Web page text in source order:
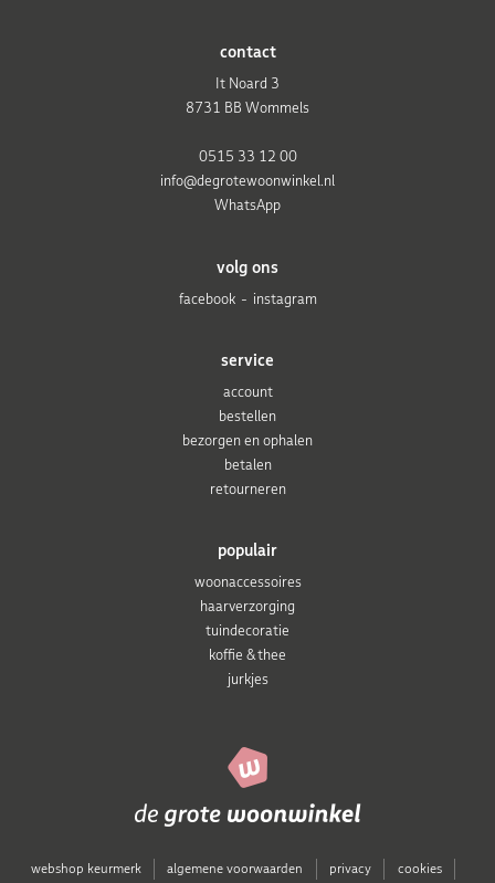
populair
woonaccessoires
haarverzorging
tuindecoratie
koffie & thee
jurkjes
service
account
bestellen
bezorgen en ophalen
betalen
retourneren
volg ons
facebook
instagram
contact
It Noard 3
8731 BB Wommels
0515 33 12 00
info@degrotewoonwinkel.nl
WhatsApp
webshop keurmerk algemene voorwaarden privacy
cookies